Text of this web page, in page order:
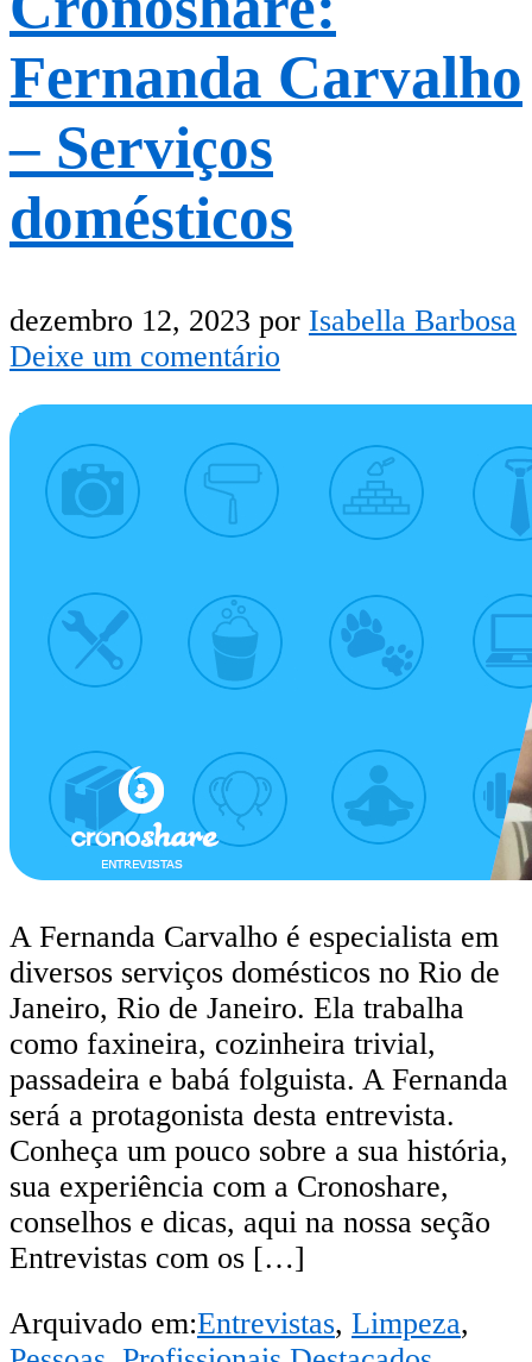
Fernanda Carvalho
– Serviços
domésticos
dezembro 12, 2023 por Isabella Barbosa
Deixe um comentário
A Fernanda Carvalho é especialista em
diversos serviços domésticos no Rio de
Janeiro, Rio de Janeiro. Ela trabalha
como faxineira, cozinheira trivial,
passadeira e babá folguista. A Fernanda
será a protagonista desta entrevista.
Conheça um pouco sobre a sua história,
sua experiência com a Cronoshare,
conselhos e dicas, aqui na nossa seção
Entrevistas com os […]
Arquivado em:Entrevistas, Limpeza,